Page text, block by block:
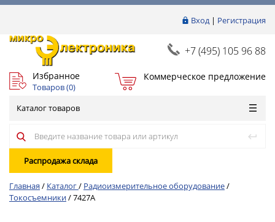
Вход| Регистрация
+7 (495) 105 96 88
Избранное
Товаров (0)
Коммерческое предложение
Каталог товаров
Распродажа склада
Главная / Каталог/ Радиоизмерительное оборудование/
Токосъемники/7427A